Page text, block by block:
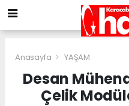
Anasayfa YAŞAM
Desan
Çelik